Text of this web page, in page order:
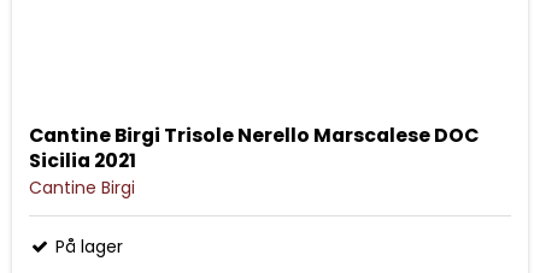
Cantine Birgi Trisole Nerello Marscalese DOC
Sicilia 2021
Cantine Birgi
På lager